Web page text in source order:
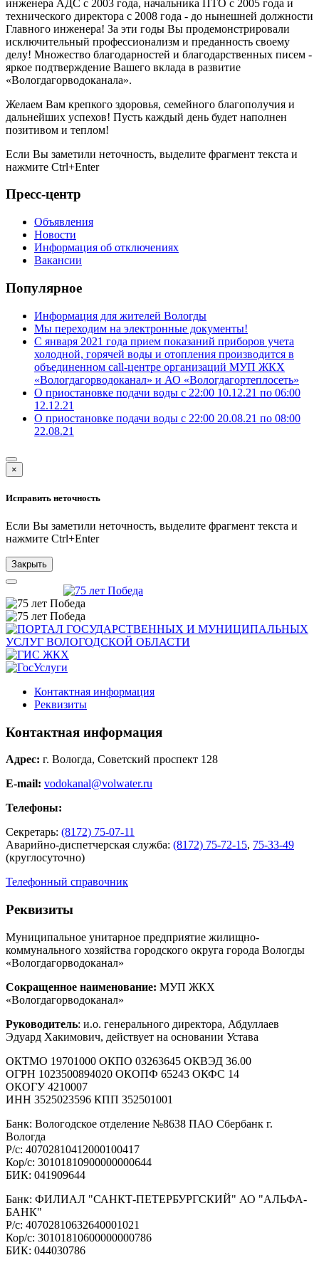
инженера АДС с 2003 года, начальника ПТО с 2005 года и
технического директора с 2008 года - до нынешней должности
Главного инженера! За эти годы Вы продемонстрировали
исключительный профессионализм и преданность своему
делу! Множество благодарностей и благодарственных писем -
яркое подтверждение Вашего вклада в развитие
«Вологдагорводоканала».
Желаем Вам крепкого здоровья, семейного благополучия и
дальнейших успехов! Пусть каждый день будет наполнен
позитивом и теплом!
Если Вы заметили неточность, выделите фрагмент текста и
нажмите Ctrl+Enter
Пресс-центр
Объявления
Новости
Информация об отключениях
Вакансии
Популярное
Информация для жителей Вологды
Мы переходим на электронные документы!
С января 2021 года прием показаний приборов учета
холодной, горячей воды и отопления производится в
объединенном call-центре организаций МУП ЖКХ
«Вологдагорводоканал» и АО «Вологдагортеплосеть»
О приостановке подачи воды с 22:00 10.12.21 по 06:00
12.12.21
О приостановке подачи воды с 22:00 20.08.21 по 08:00
22.08.21
×
Исправить неточность
Если Вы заметили неточность, выделите фрагмент текста и
нажмите Ctrl+Enter
Закрыть
Контактная информация
Реквизиты
Контактная информация
Адрес: г. Вологда, Советский проспект 128
E-mail: vodokanal@volwater.ru
Телефоны:
Секретарь: (8172) 75-07-11
Аварийно-диспетчерская служба: (8172) 75-72-15, 75-33-49
(круглосуточно)
Телефонный справочник
Реквизиты
Муниципальное унитарное предприятие жилищно-
коммунального хозяйства городского округа города Вологды
«Вологдагорводоканал»
Сокращенное наименование: МУП ЖКХ
«Вологдагорводоканал»
Руководитель: и.о. генерального директора, Абдуллаев
Эдуард Хакимович, действует на основании Устава
ОКТМО 19701000 ОКПО 03263645 ОКВЭД 36.00
ОГРН 1023500894020 ОКОПФ 65243 ОКФС 14
ОКОГУ 4210007
ИНН 3525023596 КПП 352501001
Банк: Вологодское отделение №8638 ПАО Сбербанк г.
Вологда
Р/с: 40702810412000100417
Кор/с: 30101810900000000644
БИК: 041909644
Банк: ФИЛИАЛ "САНКТ-ПЕТЕРБУРГСКИЙ" АО "АЛЬФА-
БАНК"
Р/с: 40702810632640001021
Кор/с: 30101810600000000786
БИК: 044030786